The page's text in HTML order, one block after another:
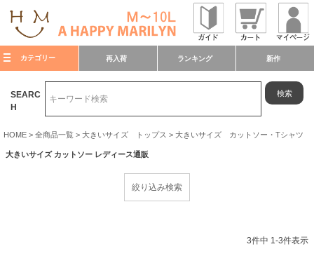
カテゴリー 再入荷 ランキング 新作
SEARC
H
検索
HOME 全商品一覧 大きいサイズ トップス 大きいサイズ カットソー・Tシャツ
大きいサイズ カットソー レディース通販
3件中 1 -3件表示